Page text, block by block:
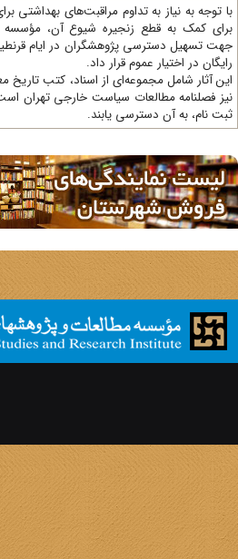
کمک به قطع زنجیره شیوع آن، مؤسسه
تسهیل دسترسی پژوهشگران در ایام
در اختیار عموم قرار داد.
آثار شامل مجموعه‌ای از اسناد، کتب تاریخ
فصلنامه مطالعات سیاست خارجی تهران است
نام، به آن دسترسی یابند.